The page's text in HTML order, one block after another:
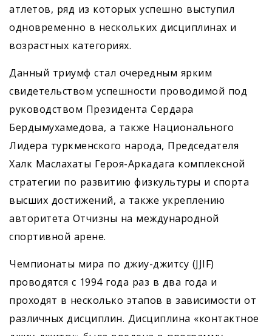
атлетов, ряд из которых успешно выступил
одновременно в нескольких дисциплинах и
возрастных категориях.
Данный триумф стал очередным ярким
свидетельством успешности проводимой под
руководством Президента Сердара
Бердымухамедова, а также Национального
Лидера туркменского народа, Председателя
Халк Маслахаты Героя-Аркадага комплексной
стратегии по развитию физкультуры и спорта
высших достижений, а также укреплению
авторитета Отчизны на международной
спортивной арене.
Чемпионаты мира по джиу-джитсу (JJIF)
проводятся с 1994 года раз в два года и
проходят в несколько этапов в зависимости от
различных дисциплин. Дисциплина «контактное